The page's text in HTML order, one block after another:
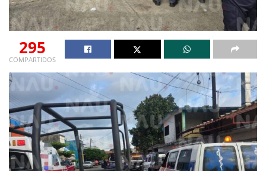
295
COMPARTIDOS